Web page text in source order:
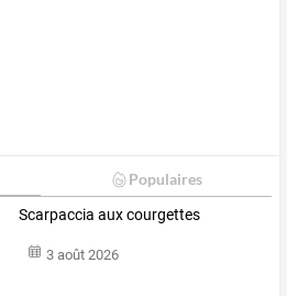
Populaires
Scarpaccia aux courgettes
3 août 2026